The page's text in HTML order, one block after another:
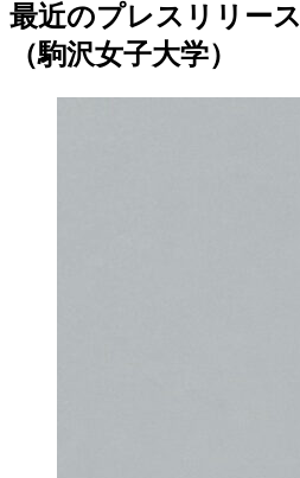
最近のプレスリリース
（駒沢女子大学）